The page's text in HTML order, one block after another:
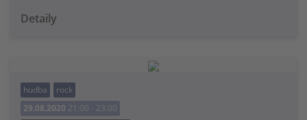
Detaily
hudba
rock
29.08.2020 21:00 - 23:00